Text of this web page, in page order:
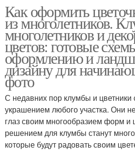
Как оформить
из многолетников.
многолетников и
цветов: готовые
оформлению и
дизайну для
фото
С недавних пор клумбы и
украшением любого участка. Они
глаз своим многообразием форм и
решением для клумбы станут
которые будут радовать своим